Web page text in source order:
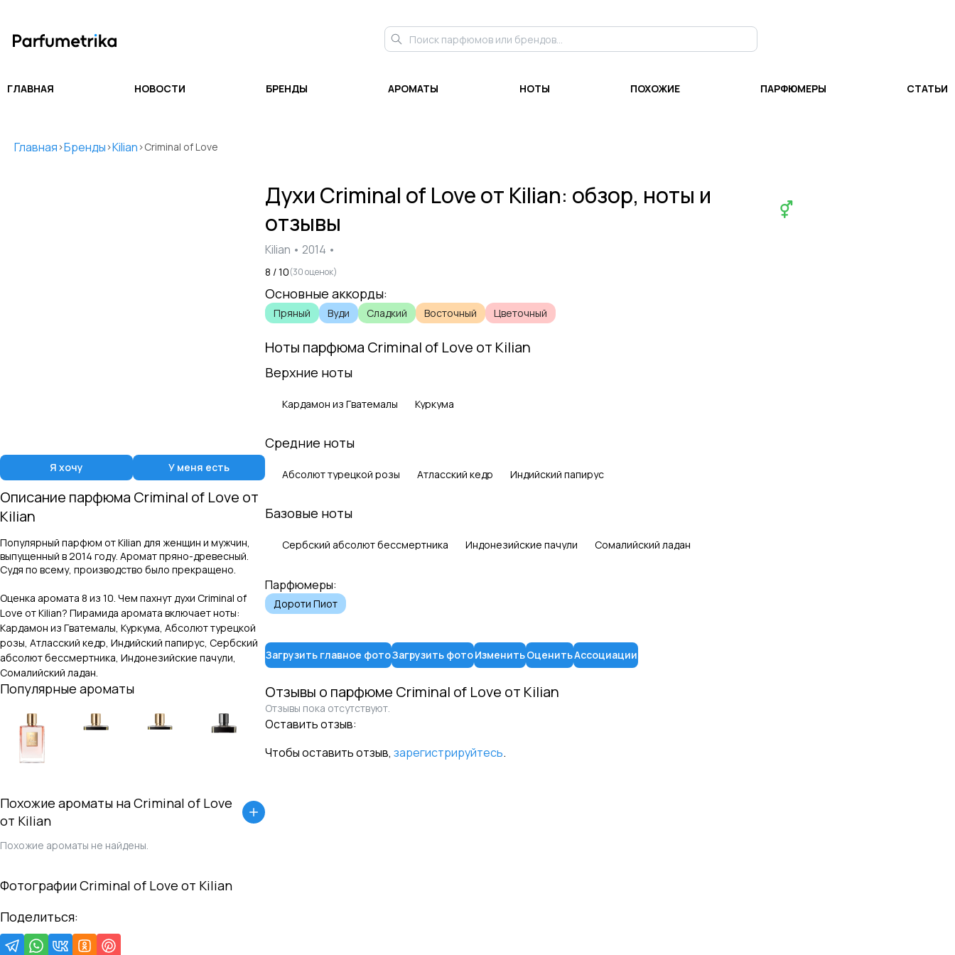
ГЛАВНАЯ НОВОСТИ БРЕНДЫ АРОМАТЫ НОТЫ ПОХОЖИЕ ПАРФЮМЕРЫ СТАТЬИ
Главная >Бренды >Kilian >Criminal of Love
Я хочу У меня есть
Описание парфюма Criminal of Love от
Kilian
Популярный парфюм от Kilian для женщин и мужчин,
выпущенный в 2014 году. Аромат пряно-древесный.
Судя по всему, производство было прекращено.
Оценка аромата 8 из 10. Чем пахнут духи Criminal of
Love отKilian? Пирамида аромата включает ноты:
Кардамон из Гватемалы, Куркума, Абсолют турецкой
розы, Атласский кедр, Индийский папирус, Сербский
абсолют бессмертника, Индонезийские пачули,
Сомалийский ладан.
Популярные ароматы
Похожие ароматы наCriminal of Love
от Kilian
Похожие ароматы не найдены.
ФотографииCriminal of Love от Kilian
Духи Criminal of Loveот Kilian: обзор, ноты и
отзывы
Kilian • 2014 •
8 / 10(30оценок)
Основные аккорды:
Пряный Вуди Сладкий Восточный Цветочный
Ноты парфюма Criminal of Love от Kilian
Верхние ноты
Кардамон из Гватемалы Куркума
Средние ноты
Абсолют турецкой розы Атласский кедр Индийский папирус
Базовые ноты
Сербский абсолют бессмертника Индонезийские пачули Сомалийский ладан
Парфюмеры:
Дороти Пиот
Загрузить главное фотоЗагрузить фотоИзменитьОценитьАссоциации
Отзывы о парфюме Criminal of Love от Kilian
Отзывы пока отсутствуют.
Оставить отзыв:
Чтобы оставить отзыв, зарегистрируйтесь.
Поделиться: